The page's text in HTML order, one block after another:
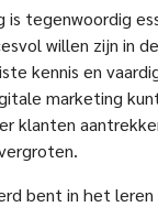
is tegenwoordig
willen zijn in
kennis en
marketing
klanten
bent in het